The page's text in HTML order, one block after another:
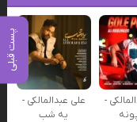
پست قبلی
-
علی عبدالمالکی -
یه شب